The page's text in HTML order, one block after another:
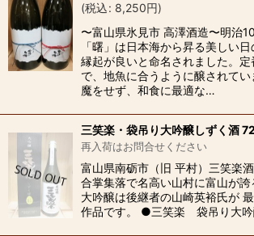
(税込: 8,250円)
〜富山県氷見市 高澤酒造〜明治
「曙」は日本海から昇る美しい日
縁起が良いと命名されました。定
で、地魚に合うように醸されて
魔をせず、和食に最適な…
三笑楽・袋吊り大吟醸しずく酒
再入荷はお問合せください
富山県南砺市（旧 平村）三笑楽
合掌集落で名高い山村に富山が誇
大吟醸は後継者の山崎英裕氏が
作品です。 ●三笑楽 袋吊り大